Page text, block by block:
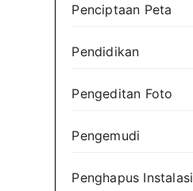
Penciptaan Peta
Pendidikan
Pengeditan Foto
Pengemudi
Penghapus Instalasi